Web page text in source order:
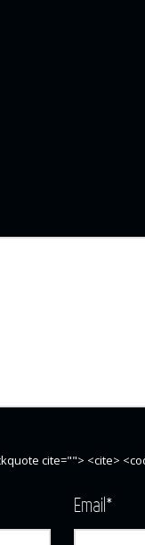
cite=""> <cite>
Email*